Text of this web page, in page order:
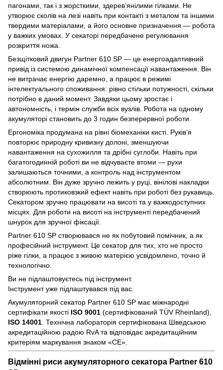
пагонами, так і з жорсткими, здерев’янілими гілками. Не
утворює сколів на лезі навіть при контакті з металом та іншими
твердими матеріалами, а його основне призначення — робота
у важких умовах. У секаторі передбачене регулювання
розкриття ножа.
Безщітковий двигун Partner 610 SP — це енергоадаптивний
привід із системою динамічної компенсації навантаження. Він
не витрачає енергію даремно, а працює в режимі
інтелектуального споживання: рівно стільки потужності, скільки
потрібно в даний момент. Завдяки цьому зростає і
автономність, і термін служби всіх вузлів. Робота на одному
акумуляторі становить до 3 годин безперервної роботи.
Ергономіка продумана на рівні біомеханіки кисті. Руків’я
повторює природну кривизну долоні, зменшуючи
навантаження на сухожилля та дрібні суглоби. Навіть при
багатогодинній роботі ви не відчуваєте втоми — рухи
залишаються точними, а контроль над інструментом
абсолютним. Він дуже зручно лежить у руці, вінілові накладки
створюють протиковзкий ефект навіть при роботі без рукавиць.
Секатором зручно працювати на висоті та у важкодоступних
місцях. Для роботи на висоті на інструменті передбачений
шнурок для зручної фіксації.
Partner 610 SP створювався не як побутовий помічник, а як
професійний інструмент. Це секатор для тих, хто не просто
ріже гілки, а працює з живою матерією усвідомлено, точно й
технологічно.
Ви не підлаштовуєтесь під інструмент.
Інструмент уже підлаштувався під вас.
Акумуляторний секатор Partner 610 SP має міжнародні
сертифікати якості ISO 9001 (сертифікований TÜV Rheinland),
ISO 14001 . Технічна лабораторія сертифікована Шведською
акредитаційною радою RvA та відповідає акредитаційним
критеріям маркування знаком «CE».
Відмінні риси акумуляторного секатора Partner 610